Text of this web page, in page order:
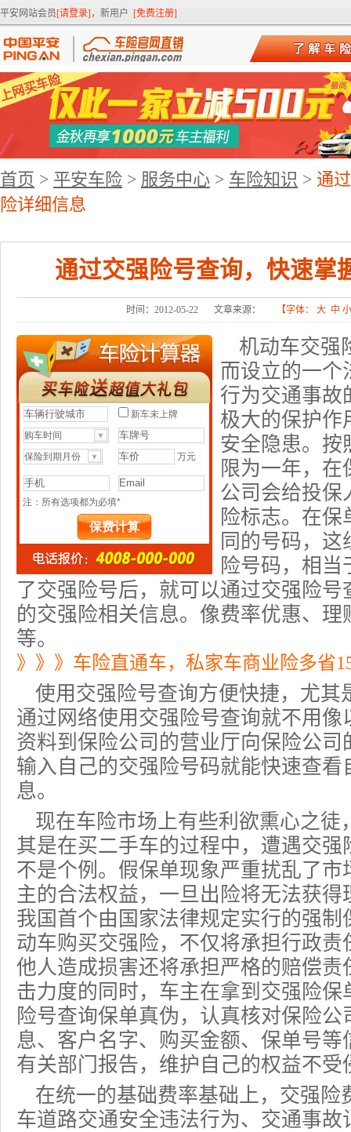
平安网站会员[请登录] ，新用户 [免费注册]
首页 > 平安车险 > 服务中心 > 车险知识 > 通
险详细信息
通过交强险号查询，快速掌
时间：2012-05-22 文章来源： 【字体： 大 中 小
机动车交强
而设立的一个
行为交通事故
极大的保护作
安全隐患。按
限为一年，
公司会给投保
险标志。在
同的号码，
险号码，相
了交强险号后，就可以通过交强险
的交强险相关信息。像费率优惠、
等。
》》》车险直通车，私家车商业险多省
使用交强险号查询方便快捷，尤其
通过网络使用交强险号查询就不用
资料到保险公司的营业厅向保险公
输入自己的交强险号码就能快速查
息。
现在车险市场上有些利欲熏心之徒
其是在买二手车的过程中，遭遇交
不是个例。假保单现象严重扰乱了
主的合法权益，一旦出险将无法获
我国首个由国家法律规定实行的强
动车购买交强险，不仅将承担行政
他人造成损害还将承担严格的赔偿
击力度的同时，车主在拿到交强险
险号查询保单真伪，认真核对保险
息、客户名字、购买金额、保单号
有关部门报告，维护自己的权益不受
在统一的基础费率基础上， 交强险
车道路交通安全违法行为、交通事